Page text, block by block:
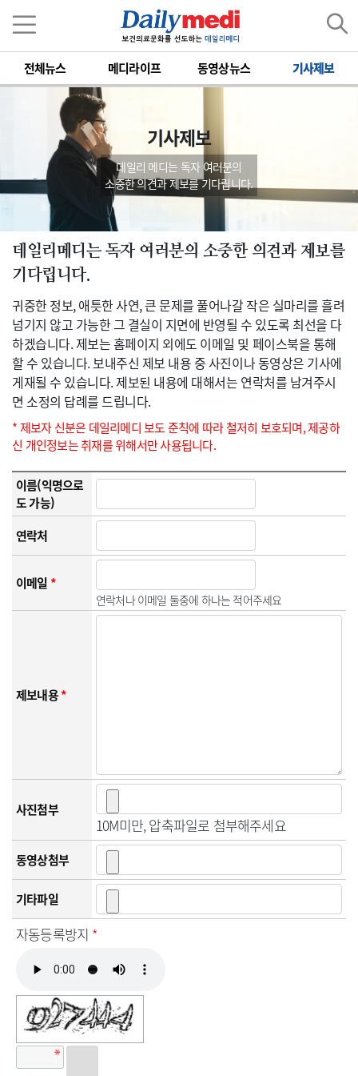
전체뉴스 메디라이프 동영상뉴스 기사제보
기사제보
데일리 메디는 독자 여러분의
소중한 의견과 제보를 기다립니다.
데일리메디는 독자 여러분의 소중한 의견과 제보를
기다립니다.
귀중한 정보, 애틋한 사연, 큰 문제를 풀어나갈 작은 실마리를 흘려
넘기지 않고 가능한 그 결실이 지면에 반영될 수 있도록 최선을 다
하겠습니다. 제보는 홈페이지 외에도 이메일 및 페이스북을 통해
할 수 있습니다. 보내주신 제보 내용 중 사진이나 동영상은 기사에
게재될 수 있습니다. 제보된 내용에 대해서는 연락처를 남겨주시
면 소정의 답례를 드립니다.
* 제보자 신분은 데일리메디 보도 준칙에 따라 철저히 보호되며, 제공하
신 개인정보는 취재를 위해서만 사용됩니다.
이름(익명으로
도 가능)
연락처
이메일*
연락처나 이메일 둘중에 하나는 적어주세요
제보내용*
사진첨부
10M미만, 압축파일로 첨부해주세요
동영상첨부
기타파일
자동등록방지 *